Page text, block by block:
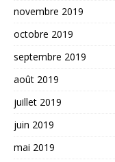
novembre 2019
octobre 2019
septembre 2019
août 2019
juillet 2019
juin 2019
mai 2019